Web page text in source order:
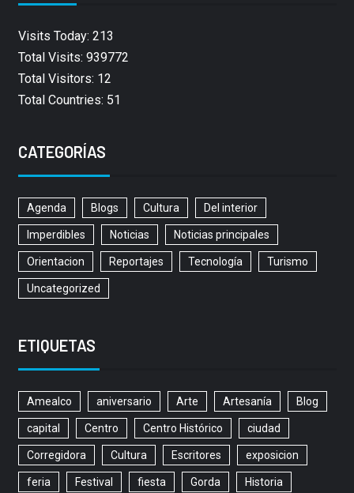
Visits Today: 213
Total Visits: 939772
Total Visitors: 12
Total Countries: 51
CATEGORÍAS
Agenda Blogs Cultura Del interior
Imperdibles Noticias Noticias principales
Orientacion Reportajes Tecnología Turismo
Uncategorized
ETIQUETAS
Amealco aniversario Arte Artesanía Blog
capital Centro Centro Histórico ciudad
Corregidora Cultura Escritores exposicion
feria Festival fiesta Gorda Historia